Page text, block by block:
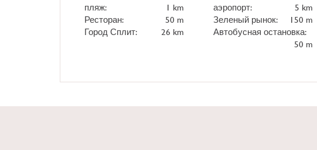
пляж: 1 km аэропорт: 5 km
Ресторан:
50 m Зеленый рынок: 150 m
Город Сплит:
26 km
Автобусная остановка:
50 m